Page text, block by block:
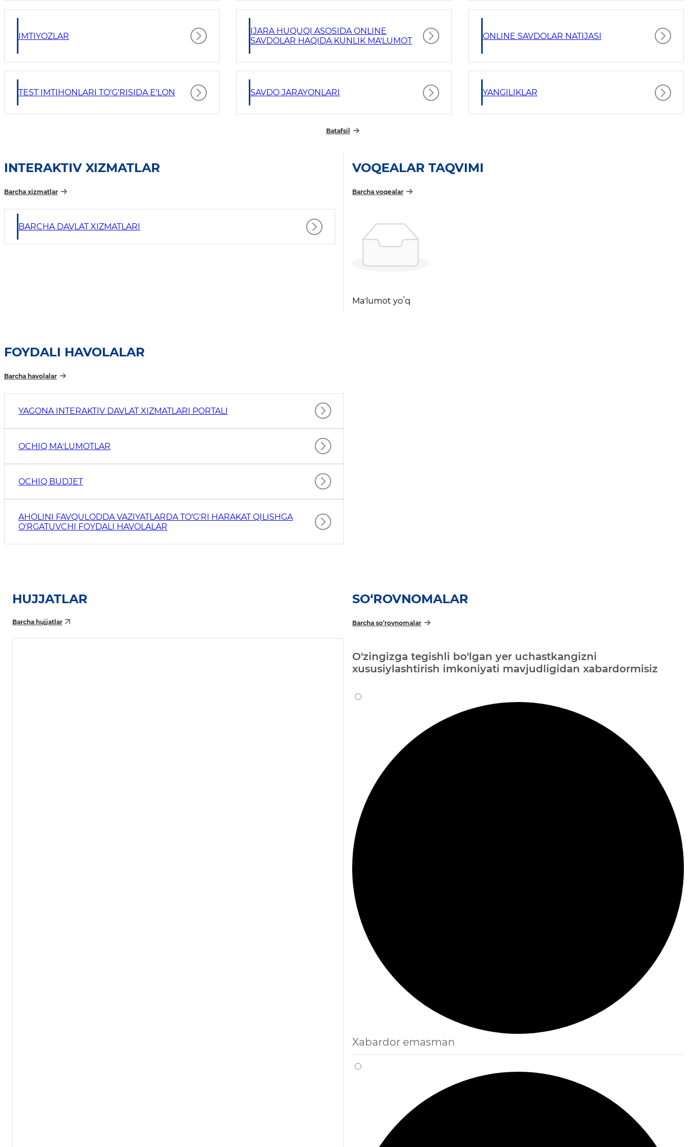
IMTIYOZLAR
IJARA HUQUQI ASOSIDA ONLINE
SAVDOLAR HAQIDA KUNLIK MA'LUMOT
ONLINE SAVDOLAR NATIJASI
TEST IMTIHONLARI TO'G'RISIDA E'LON SAVDO JARAYONLARI YANGILIKLAR
Batafsil
INTERAKTIV XIZMATLAR
Barcha xizmatlar
BARCHA DAVLAT XIZMATLARI
VOQEALAR TAQVIMI
Barcha voqealar
Maʼlumot yoʻq
FOYDALI HAVOLALAR
Barcha havolalar
YAGONA INTERAKTIV DAVLAT XIZMATLARI PORTALI
OCHIQ MAʼLUMOTLAR
OCHIQ BUDJET
AHOLINI FAVQULODDA VAZIYATLARDA TO'G'RI HARAKAT QILISHGA
O'RGATUVCHI FOYDALI HAVOLALAR
HUJJATLAR
Barcha hujjatlar
SO‘ROVNOMALAR
Barcha so‘rovnomalar
O'zingizga tegishli bo'lgan yer uchastkangizni
xususiylashtirish imkoniyati mavjudligidan xabardormisiz
Xabardor emasman